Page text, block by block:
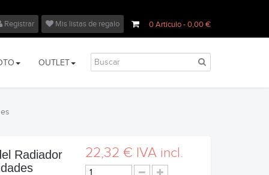
0Artículo- 0,00 €
Registrar Mis listas de regalo
OUTLET
Radiador
22,32 € IVA incl.